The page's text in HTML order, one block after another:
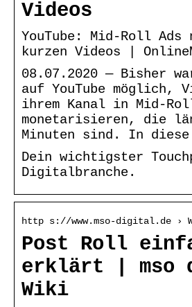
Videos
YouTube: Mid-Roll Ads
kurzen Videos |
08.07.2020 — Bisher
auf YouTube möglich,
ihrem Kanal in Mid-
monetarisieren, die
Minuten sind. In
Dein wichtigster
Digitalbranche.
http s://www.mso-digital.de ›
Post Roll
erklärt | mso
Wiki